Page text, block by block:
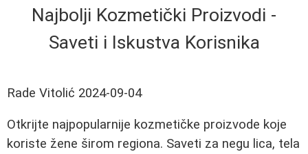
Najbolji Kozmetički Proizvodi -
Saveti i Iskustva Korisnika
Rade Vitolić 2024-09-04
Otkrijte najpopularnije kozmetičke proizvode koje
koriste žene širom regiona. Saveti za negu lica, tela